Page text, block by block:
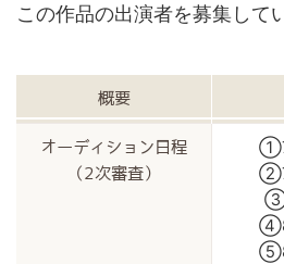
この作品の出演者を募集して
概要
オーディション日程
（2次審査）
①7
②7
④8
⑤8